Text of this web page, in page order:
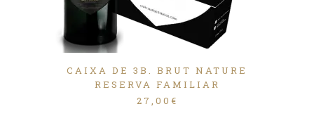
CAIXA DE 3B. BRUT NATURE
RESERVA FAMILIAR
27,00 €